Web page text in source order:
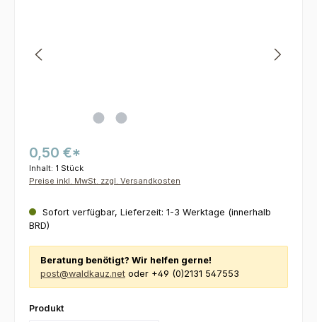
0,50 €*
Inhalt: 1 Stück
Preise inkl. MwSt. zzgl. Versandkosten
Sofort verfügbar, Lieferzeit: 1-3 Werktage (innerhalb
BRD)
Beratung benötigt? Wir helfen gerne!
post@waldkauz.net oder +49 (0)2131 547553
Produktauswählen